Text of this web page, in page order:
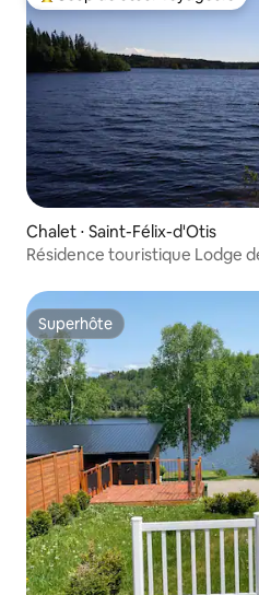
Coups de cœur voyageurs les
Chalet ⋅ Saint-Félix-d'Otis
Résidence touristique Lodge
Superhôte
Superhôte